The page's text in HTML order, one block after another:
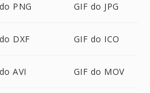
PNG GIF do JPG
DXF GIF do ICO
AVI GIF do MOV